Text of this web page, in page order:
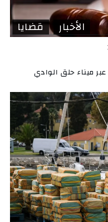
الأخبار قضايا